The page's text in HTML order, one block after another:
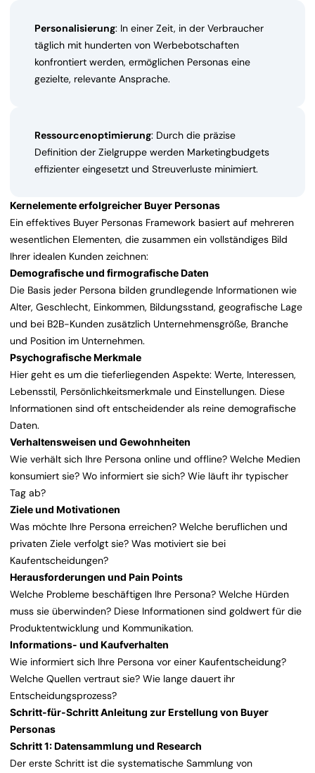
Personalisierung: In einer Zeit, in der Verbraucher
täglich mit hunderten von Werbebotschaften
konfrontiert werden, ermöglichen Personas eine
gezielte, relevante Ansprache.
Ressourcenoptimierung: Durch die präzise
Definition der Zielgruppe werden Marketingbudgets
effizienter eingesetzt und Streuverluste minimiert.
Kernelemente erfolgreicher Buyer Personas
Ein effektives Buyer Personas Framework basiert auf mehreren
wesentlichen Elementen, die zusammen ein vollständiges Bild
Ihrer idealen Kunden zeichnen:
Demografische und firmografische Daten
Die Basis jeder Persona bilden grundlegende Informationen wie
Alter, Geschlecht, Einkommen, Bildungsstand, geografische Lage
und bei B2B-Kunden zusätzlich Unternehmensgröße, Branche
und Position im Unternehmen.
Psychografische Merkmale
Hier geht es um die tieferliegenden Aspekte: Werte, Interessen,
Lebensstil, Persönlichkeitsmerkmale und Einstellungen. Diese
Informationen sind oft entscheidender als reine demografische
Daten.
Verhaltensweisen und Gewohnheiten
Wie verhält sich Ihre Persona online und offline? Welche Medien
konsumiert sie? Wo informiert sie sich? Wie läuft ihr typischer
Tag ab?
Ziele und Motivationen
Was möchte Ihre Persona erreichen? Welche beruflichen und
privaten Ziele verfolgt sie? Was motiviert sie bei
Kaufentscheidungen?
Herausforderungen und Pain Points
Welche Probleme beschäftigen Ihre Persona? Welche Hürden
muss sie überwinden? Diese Informationen sind goldwert für die
Produktentwicklung und Kommunikation.
Informations- und Kaufverhalten
Wie informiert sich Ihre Persona vor einer Kaufentscheidung?
Welche Quellen vertraut sie? Wie lange dauert ihr
Entscheidungsprozess?
Schritt-für-Schritt Anleitung zur Erstellung von Buyer
Personas
Schritt 1: Datensammlung und Research
Der erste Schritt ist die systematische Sammlung von